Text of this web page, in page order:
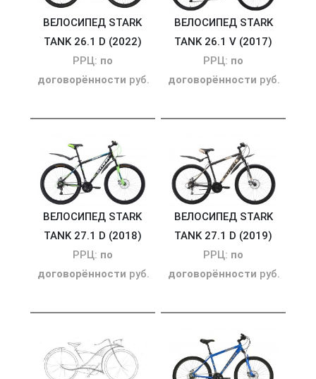
ВЕЛОСИПЕД STARK
TANK 26.1 D (2022)
РРЦ: по
договорённости руб.
ВЕЛОСИПЕД STARK
TANK 26.1 V (2017)
РРЦ: по
договорённости руб.
ВЕЛОСИПЕД STARK
TANK 27.1 D (2018)
РРЦ: по
договорённости руб.
ВЕЛОСИПЕД STARK
TANK 27.1 D (2019)
РРЦ: по
договорённости руб.